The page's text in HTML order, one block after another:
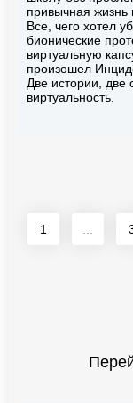
привычная жизнь
Все, чего хотел
бионические
виртуальную
произошел
Две истории, две
виртуальность.
1 ...